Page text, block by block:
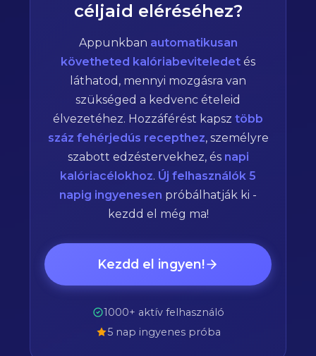
céljaid eléréséhez?
Appunkban automatikusan
követheted kalóriabeviteledet és
láthatod, mennyi mozgásra van
szükséged a kedvenc ételeid
élvezetéhez. Hozzáférést kapsz több
száz fehérjedús recepthez, személyre
szabott edzéstervekhez, és napi
kalóriacélokhoz. Új felhasználók 5
napig ingyenesen próbálhatják ki -
kezdd el még ma!
Kezdd el ingyen!
1000+ aktív felhasználó
5 nap ingyenes próba